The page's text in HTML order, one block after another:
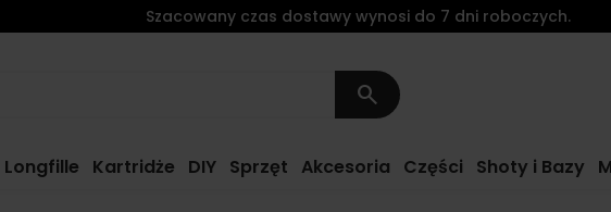
search
Longfille Kartridże DIY Sprzęt Akcesoria Części Shoty i Bazy
Szacowany czas dostawy wynosi do 7 dni roboczych.